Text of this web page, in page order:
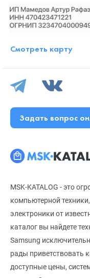
MSK-KATALOG - это
компьютерной
электроники от
каталог вы найдете
Samsung
рады приветствовать
доступные цены,
Смотреть карту
Задать вопрос